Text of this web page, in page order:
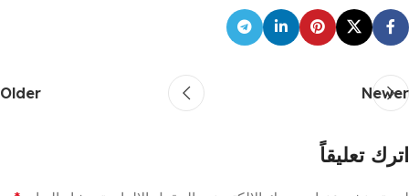
Newer
Older
اترك تعليقاً